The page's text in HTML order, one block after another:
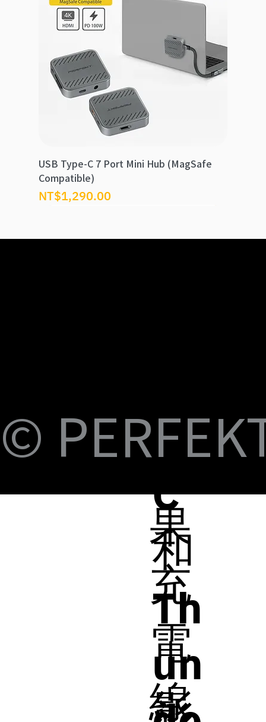
USB Type-C 7 Port Mini Hub (MagSafe
Compatible)
價格
NT$1,290.00
Braided Cable, 100W 3ft
價格
NT$399.00
價格
NT$399.00
價格
NT$699.00
價格
NT$999.00
價格
NT$1,699.00
Charging
價格
NT$599.00
Adapter
價格
NT$450.00
Adapter
價格
NT$450.00
應，1米)
價格
NT$1,390.00
價格
NT$599.00
0.15米)
價格
NT$350.00
Nylon, 3米)
價格
NT$598.00
Nylon, 2米)
價格
NT$498.00
Nylon, 1米)
價格
NT$398.00
Nylon, 3米)
價格
NT$498.00
B-
C
和
Th
un
Fi
蘋
果
充
電
線
影
©